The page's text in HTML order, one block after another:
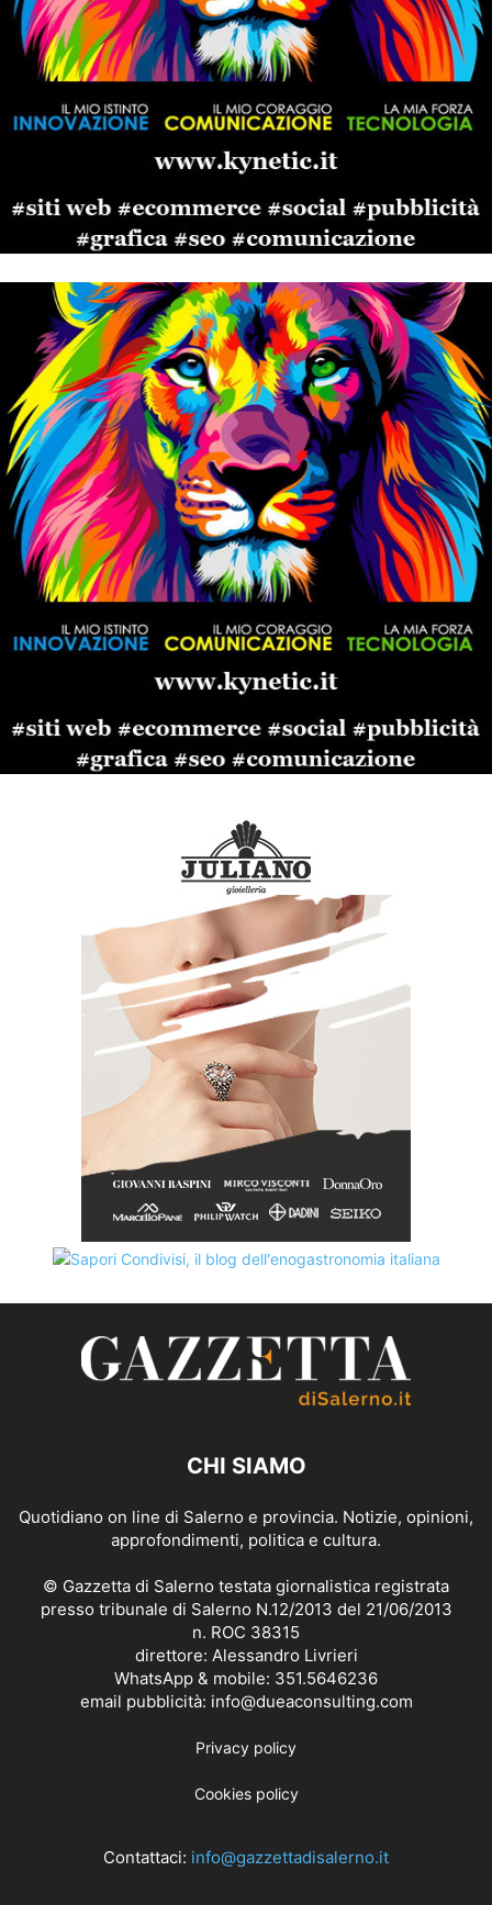
CHI SIAMO
Quotidiano on line di Salerno e provincia. Notizie, opinioni,
approfondimenti, politica e cultura.
© Gazzetta di Salerno testata giornalistica registrata
presso tribunale di Salerno N.12/2013 del 21/06/2013
n. ROC 38315
direttore: Alessandro Livrieri
WhatsApp & mobile: 351.5646236
email pubblicità: info@dueaconsulting.com
Privacy policy
Cookies policy
Contattaci: info@gazzettadisalerno.it